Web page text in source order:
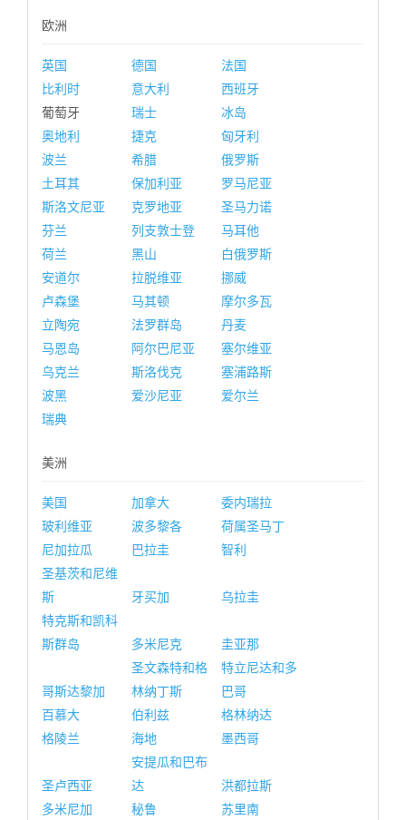
欧洲
英国 德国
法国
比利时
意大利
西班牙
葡萄牙
瑞士
冰岛
奥地利
捷克
匈牙利
波兰
希腊
俄罗斯
土耳其
保加利亚
罗马尼亚
斯洛文尼亚
克罗地亚
圣马力诺
芬兰
列支敦士登
马耳他
荷兰
黑山
白俄罗斯
安道尔
拉脱维亚
挪威
卢森堡
马其顿
摩尔多瓦
立陶宛
法罗群岛
丹麦
马恩岛
阿尔巴尼亚
塞尔维亚
乌克兰
斯洛伐克
塞浦路斯
波黑
爱沙尼亚
爱尔兰
瑞典
美洲
美国 加拿大
委内瑞拉
玻利维亚
波多黎各
荷属圣马丁
尼加拉瓜
巴拉圭
智利
圣基茨和尼维
斯
牙买加
乌拉圭
特克斯和凯科
斯群岛
多米尼克 圭亚那
哥斯达黎加
圣文森特和格
林纳丁斯
特立尼达和多
巴哥
百慕大
伯利兹
格林纳达
格陵兰
海地 墨西哥
圣卢西亚
安提瓜和巴布
达
洪都拉斯
多米尼加
秘鲁
苏里南